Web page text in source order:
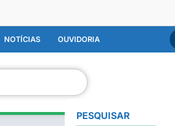
NOTÍCIAS OUVIDORIA
PESQUISAR